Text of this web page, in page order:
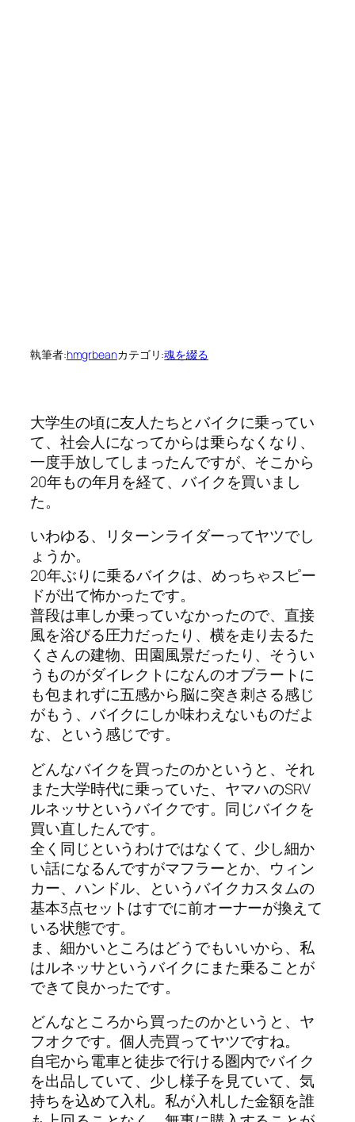
執筆者:hmgrbeanカテゴリ:魂を綴る
大学生の頃に友人たちとバイクに乗ってい
て、社会人になってからは乗らなくなり、
一度手放してしまったんですが、そこから
20年もの年月を経て、バイクを買いまし
た。
いわゆる、リターンライダーってヤツでし
ょうか。
20年ぶりに乗るバイクは、めっちゃスピー
ドが出て怖かったです。
普段は車しか乗っていなかったので、直接
風を浴びる圧力だったり、横を走り去るた
くさんの建物、田園風景だったり、そうい
うものがダイレクトになんのオブラートに
も包まれずに五感から脳に突き刺さる感じ
がもう、バイクにしか味わえないものだよ
な、という感じです。
どんなバイクを買ったのかというと、それ
また大学時代に乗っていた、ヤマハのSRV
ルネッサというバイクです。同じバイクを
買い直したんです。
全く同じというわけではなくて、少し細か
い話になるんですがマフラーとか、ウィン
カー、ハンドル、というバイクカスタムの
基本3点セットはすでに前オーナーが換えて
いる状態です。
ま、細かいところはどうでもいいから、私
はルネッサというバイクにまた乗ることが
できて良かったです。
どんなところから買ったのかというと、ヤ
フオクです。個人売買ってヤツですね。
自宅から電車と徒歩で行ける圏内でバイク
を出品していて、少し様子を見ていて、気
持ちを込めて入札。私が入札した金額を誰